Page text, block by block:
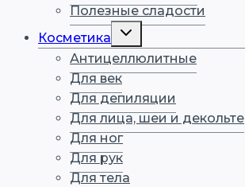
Полезные сладости
Косметика
Переключить
меню
Антицеллюлитные
Для век
Для депиляции
Для лица, шеи и декольте
Для ног
Для рук
Для тела